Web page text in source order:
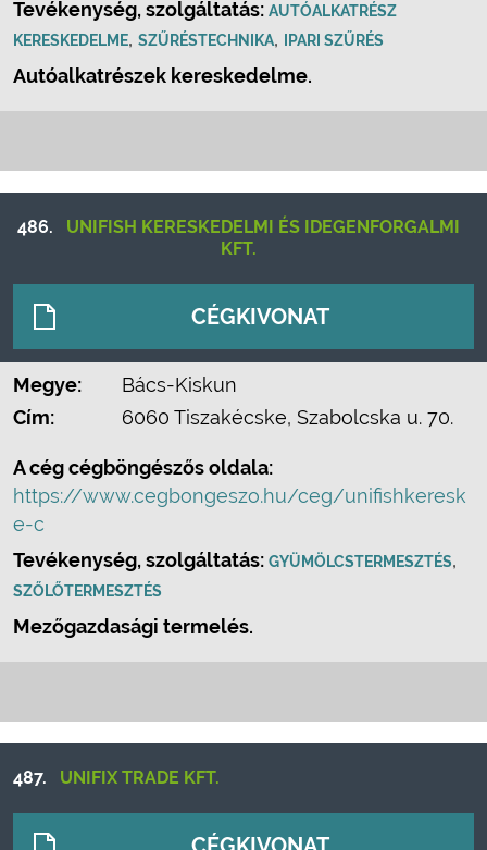
Tevékenység, szolgáltatás: AUTÓALKATRÉSZ
KERESKEDELME, SZŰRÉSTECHNIKA, IPARI SZŰRÉS
Autóalkatrészek kereskedelme.
486.
UNIFISH KERESKEDELMI ÉS IDEGENFORGALMI
KFT.
CÉGKIVONAT
Megye:
Bács-Kiskun
Cím:
6060 Tiszakécske, Szabolcska u. 70.
A cég cégböngészős oldala:
https://www.cegbongeszo.hu/ceg/unifishkeresk
e-c
Tevékenység, szolgáltatás: GYÜMÖLCSTERMESZTÉS,
SZŐLŐTERMESZTÉS
Mezőgazdasági termelés.
487. UNIFIX TRADE KFT.